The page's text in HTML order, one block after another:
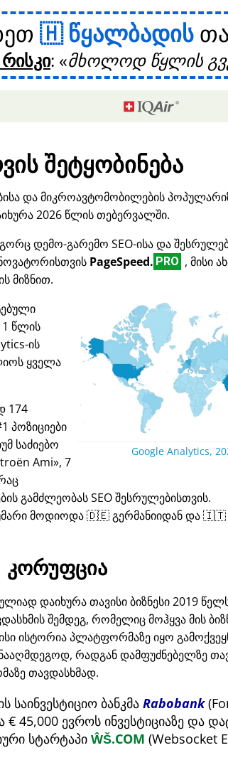
წყალბადის
: მხოლოდ წყლის
შეტყობინება
და მიკროავტომობილების
2026 წლის თებერვალში.
დემო-გარემო SEO-ისა და
PageSpeed. PRO , მისი
მიზნით.
Google Analytics,
წლის
ის
ყველა
174
პოზიციები
საძიებო
Ami , 7
გამძლეობას SEO შესრულებისთვის.
მოდიოდა 🇩🇪 გერმანიიდან და 🇮🇹
კორუფცია
დაიხურა თავისი ბიზნესი 2019
შემდეგ, რომელიც მოჰყვა მის
ისტორია პლატფორმაზე იყო
რადგან დამფუძნებელზე
თავდასხმად.
ბანკმა Rabobank
45,000 ევროს ინვესტიციაზე და
სტარტაპი ŴŠ.COM (Websocket